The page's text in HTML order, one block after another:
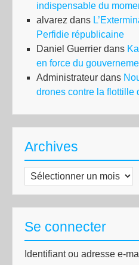
indispensable du
alvarez dans
Perfidie républicaine
Daniel Guerrier dans
en force du
Administrateur dans
drones contre la flottille
Archives
Archives
Se connecter
Identifiant ou adresse e-